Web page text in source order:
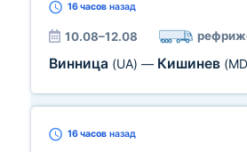
16 часов назад
10.08–12.08
Винница (UA) — Кишинев
16 часов назад